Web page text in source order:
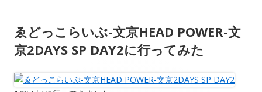
ゑどっこらいぶ-文京HEAD POWER-文
京2DAYS SP DAY2に行ってみた